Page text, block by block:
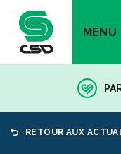
MENU
RETOUR AUX